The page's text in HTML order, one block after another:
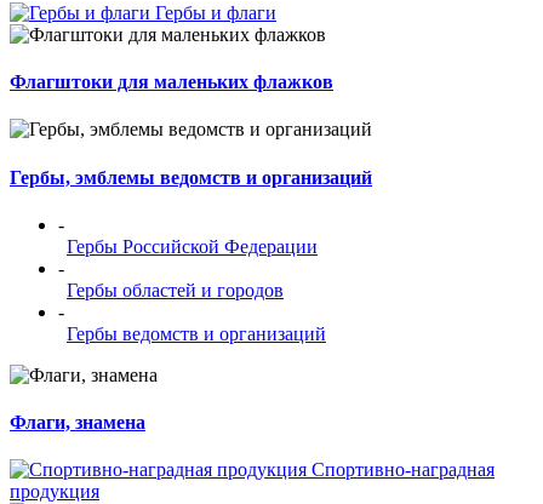
Гербы и флаги
Флагштоки для маленьких флажков
Гербы, эмблемы ведомств и организаций
-
Гербы Российской Федерации
-
Гербы областей и городов
-
Гербы ведомств и организаций
Флаги, знамена
Спортивно-наградная
продукция